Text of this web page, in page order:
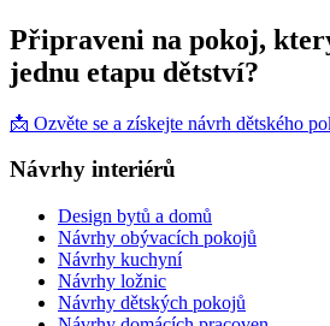
Připraveni na pokoj,
jednu etapu dětství?
📩 Ozvěte se a získejte návrh dětského
Návrhy interiérů
Design bytů a domů
Návrhy obývacích pokojů
Návrhy kuchyní
Návrhy ložnic
Návrhy dětských pokojů